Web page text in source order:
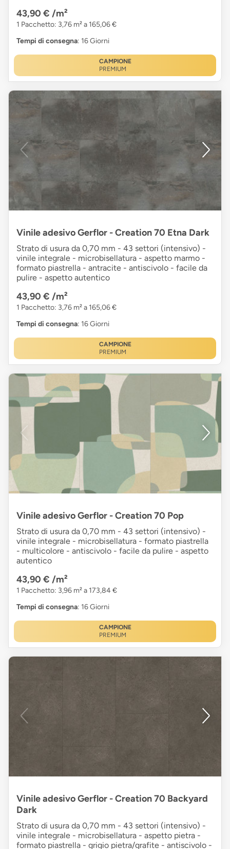
43,90 € /m²
1 Pacchetto: 3,76 m² a 165,06 €
Tempi di consegna: 16 Giorni
CAMPIONE
PREMIUM
Vinile adesivo Gerflor - Creation 70 Etna Dark
Strato di usura da 0,70 mm - 43 settori (intensivo) -
vinile integrale - microbisellatura - aspetto marmo -
formato piastrella - antracite - antiscivolo - facile da
pulire - aspetto autentico
43,90 € /m²
1 Pacchetto: 3,76 m² a 165,06 €
Tempi di consegna: 16 Giorni
CAMPIONE
PREMIUM
Vinile adesivo Gerflor - Creation 70 Pop
Strato di usura da 0,70 mm - 43 settori (intensivo) -
vinile integrale - microbisellatura - formato piastrella
- multicolore - antiscivolo - facile da pulire - aspetto
autentico
43,90 € /m²
1 Pacchetto: 3,96 m² a 173,84 €
Tempi di consegna: 16 Giorni
CAMPIONE
PREMIUM
Vinile adesivo Gerflor - Creation 70 Backyard
Dark
Strato di usura da 0,70 mm - 43 settori (intensivo) -
vinile integrale - microbisellatura - aspetto pietra -
formato piastrella - grigio pietra/grafite - antiscivolo -